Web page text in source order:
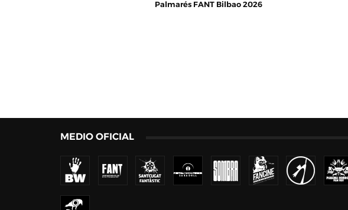
Palmarés FANT Bilbao 2026
MEDIO OFICIAL